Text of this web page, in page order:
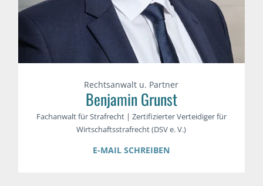
Rechtsanwalt u. Partner
Benjamin Grunst
Fachanwalt für Strafrecht | Zertifizierter Verteidiger für
Wirtschaftsstrafrecht (DSV e. V.)
E-MAIL SCHREIBEN